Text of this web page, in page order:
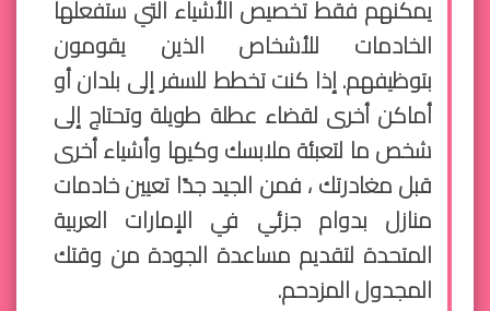
يمكنهم فقط تخصيص الأشياء التي ستفعلها
الخادمات للأشخاص الذين يقومون
بتوظيفهم. إذا كنت تخطط للسفر إلى بلدان أو
أماكن أخرى لقضاء عطلة طويلة وتحتاج إلى
شخص ما لتعبئة ملابسك وكيها وأشياء أخرى
قبل مغادرتك ، فمن الجيد جدًا تعيين خادمات
منازل بدوام جزئي في الإمارات العربية
المتحدة لتقديم مساعدة الجودة من وقتك
المجدول المزدحم.